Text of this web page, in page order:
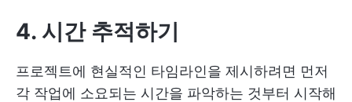
4. 시간 추적하기
프로젝트에 현실적인 타임라인을 제시하려면 먼저
각 작업에 소요되는 시간을 파악하는 것부터 시작해